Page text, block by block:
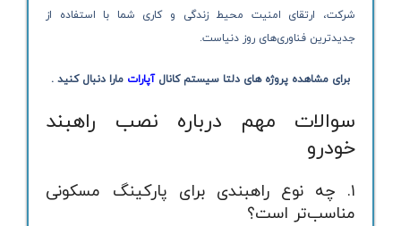
شرکت، ارتقای امنیت محیط زندگی و کاری شما با استفاده از
جدیدترین فناوری‌های روز دنیاست.
برای مشاهده پروژه های دلتا سیستم کانالآپارات مارا دنبال کنید .
سوالات مهم درباره نصب راهبند
خودرو
۱. چه نوع راهبندی برای پارکینگ مسکونی
مناسب‌تر است؟